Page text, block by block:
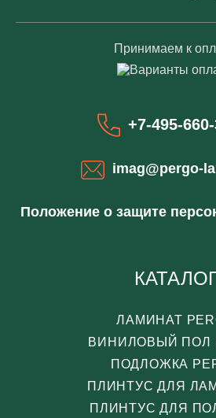
Принимаем к
+7-495-
imag@pergo-
Положение о защите
ЛАМИНАТ
ВИНИЛОВЫЙ ПОЛ
ПОДЛОЖКА
ПЛИНТУС ДЛЯ
ПЛИНТУС ДЛЯ